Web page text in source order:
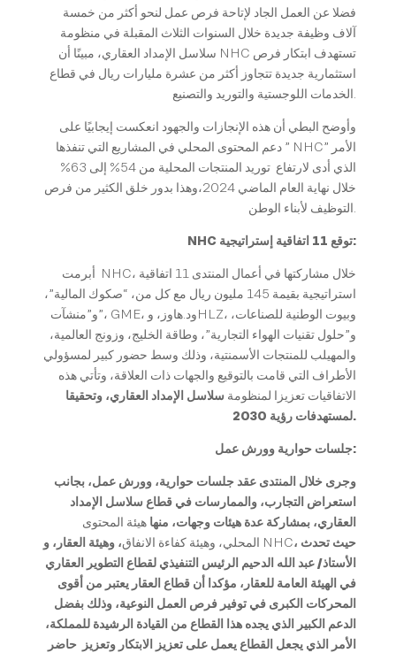
فضلا عن العمل الجاد لإتاحة فرص عمل لنحو أكثر من خمسة
آلاف وظيفة جديدة خلال السنوات الثلاث المقبلة في منظومة
سلاسل الإمداد العقاري، مبينًا أن NHC تستهدف ابتكار فرص
استثمارية جديدة تتجاوز أكثر من عشرة مليارات ريال في قطاع
وأوضح البطي أن هذه الإنجازات والجهود انعكست إيجابيًا على
دعم المحتوى المحلي في المشاريع التي تنفذها ” NHC” الأمر
الذي أدى لارتفاع توريد المنتجات المحلية من 54% إلى 63%
خلال نهاية العام الماضي 2024،وهذا بدور خلق الكثير من فرص
NHC توقع 11 اتفاقية إستراتيجية:
أبرمت NHC، خلال مشاركتها في أعمال المنتدى 11 اتفاقية
استراتيجية بقيمة 145 مليون ريال مع كل من، “صكوك المالية”،
و”منشآت”، GME، ود.هاوز، وHLZ، وبيوت الوطنية للصناعات،
و”حلول تقنيات الهواء التجارية”، وطاقة الخليج، وزونج العالمية،
والمهيلب للمنتجات الأسمنتية، وذلك وسط حضور كبير لمسؤولي
الأطراف التي قامت بالتوقيع والجهات ذات العلاقة، وتأتي هذه
الاتفاقيات تعزيزا لمنظومة سلاسل الإمداد العقاري، وتحقيقا
لمستهدفات رؤية 2030.
جلسات حوارية وورش عمل:
وجرى خلال المنتدى عقد جلسات حوارية، وورش عمل، بجانب
استعراض التجارب، والممارسات في قطاع سلاسل الإمداد
العقاري، بمشاركة عدة هيئات وجهات، منها هيئة المحتوى
المحلي، وهيئة كفاءة الانفاق، وهيئة العقار، و NHC، حيث تحدث
الأستاذ/ عبد الله الدحيم الرئيس التنفيذي لقطاع التطوير العقاري
في الهيئة العامة للعقار، مؤكدا أن قطاع العقار يعتبر من أقوى
المحركات الكبرى في توفير فرص العمل النوعية، وذلك بفضل
الدعم الكبير الذي يجده هذا القطاع من القيادة الرشيدة للمملكة،
الأمر الذي يجعل القطاع يعمل على تعزيز الابتكار وتعزيز حاضر